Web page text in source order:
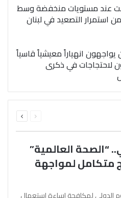
عند مستويات منخفضة وسط
استمرار التصعيد في لبنان
يواجهون انهياراً معيشياً قاسياً
لاحتجاجات في ذكرى
الصفحةالصفحة
“الصحة العالمية”
متكامل لمواجهة